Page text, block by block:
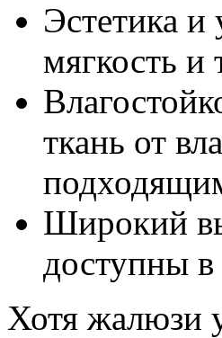
Эстетика
мягкость и
ткань от
Широкий
доступны в
Хотя жалюзи